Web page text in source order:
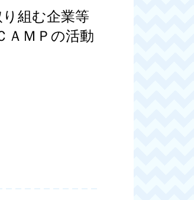
組む企業等
ＡＭＰの活動